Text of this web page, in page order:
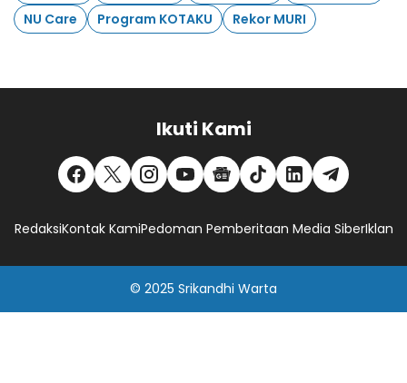
NU Care
Program KOTAKU Rekor MURI
Ikuti Kami
RedaksiKontak KamiPedoman Pemberitaan Media SiberIklan
© 2025 Srikandhi Warta